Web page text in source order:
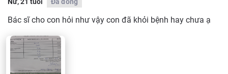
Bác sĩ cho con hỏi như vậy con đã khỏi bệnh hay chưa ạ